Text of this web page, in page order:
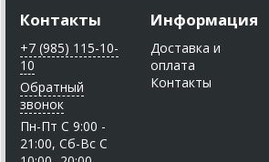
Контакты
+7 (985) 115-10-
10
Обратный
звонок
Пн-Пт C 9:00 -
21:00, Сб-Вс С
Информация
Доставка и
оплата
Контакты